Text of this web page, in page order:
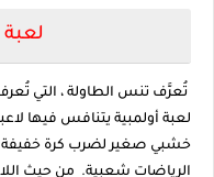
لعبة أولمبية يتنافس فيها
خشبي صغير لضرب كرة خفيفة
الرياضات شعبية. من حيث